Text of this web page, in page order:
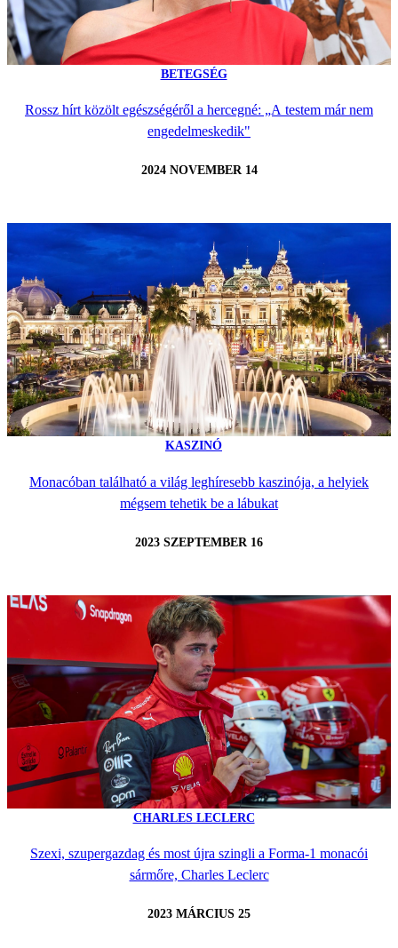
BETEGSÉG
Rossz hírt közölt egészségéről a hercegné: „A testem már nem
engedelmeskedik"
2024 NOVEMBER 14
KASZINÓ
Monacóban található a világ leghíresebb kaszinója, a helyiek
mégsem tehetik be a lábukat
2023 SZEPTEMBER 16
CHARLES LECLERC
Szexi, szupergazdag és most újra szingli a Forma-1 monacói
sármőre, Charles Leclerc
2023 MÁRCIUS 25